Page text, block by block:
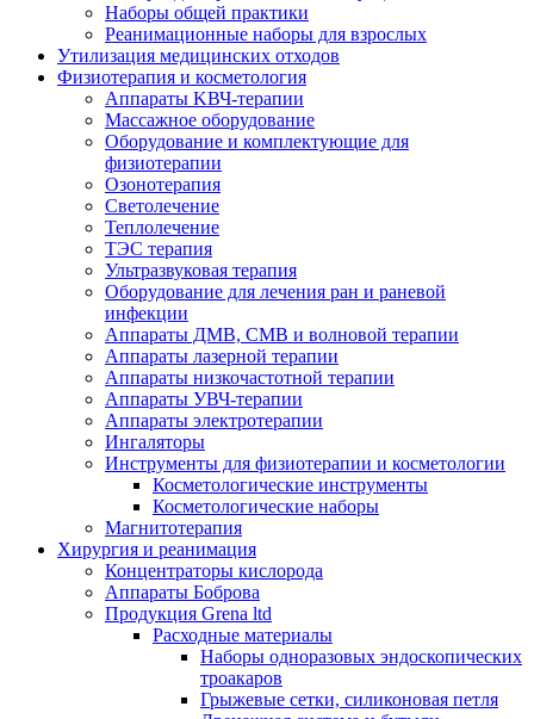
Наборы общей практики
Реанимационные наборы для взрослых
Утилизация медицинских отходов
Физиотерапия и косметология
Аппараты KВЧ-терапии
Массажное оборудование
Оборудование и комплектующие для
физиотерапии
Озонотерапия
Светолечение
Теплолечение
ТЭС терапия
Ультразвуковая терапия
Оборудование для лечения ран и раневой
инфекции
Аппараты ДМВ, СМВ и волновой терапии
Аппараты лазерной терапии
Аппараты низкочастотной терапии
Аппараты УВЧ-терапии
Аппараты электротерапии
Ингаляторы
Инструменты для физиотерапии и косметологии
Косметологические инструменты
Косметологические наборы
Магнитотерапия
Хирургия и реанимация
Концентраторы кислорода
Аппараты Боброва
Продукция Grena ltd
Расходные материалы
Наборы одноразовых эндоскопических
троакаров
Грыжевые сетки, силиконовая петля